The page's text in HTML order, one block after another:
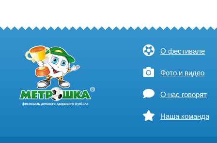
О фестивале
Фото и видео
О нас говорят
Наша команда